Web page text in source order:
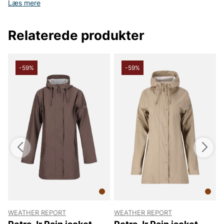
Læs mere
Relaterede produkter
-59%
WEATHER REPORT
-59%
WEATHER REPORT